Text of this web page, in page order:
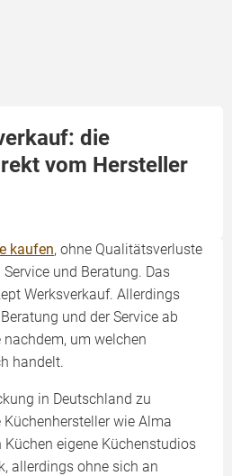
die
vom Hersteller
kaufen, ohne Qualitätsverluste
und Beratung. Das
Werksverkauf. Allerdings
und der Service ab
um welchen
handelt.
in Deutschland zu
wie Alma
Küchen eigene Küchenstudios
allerdings ohne sich an